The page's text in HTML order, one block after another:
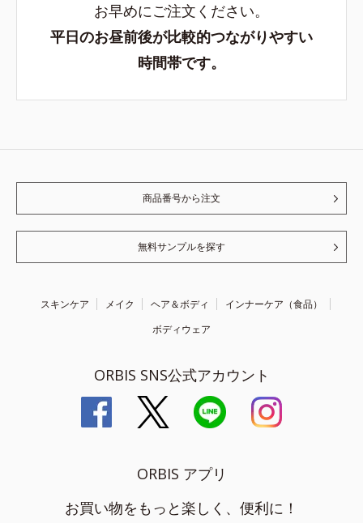
お早めにご注文ください。
平日のお昼前後が比較的つながりやすい
時間帯です。
商品番号から注文
無料サンプルを探す
スキンケア メイク ヘア＆ボディ
インナーケア（食品）
ボディウェア
ORBIS SNS公式アカウント
ORBIS アプリ
お買い物をもっと楽しく、便利に！